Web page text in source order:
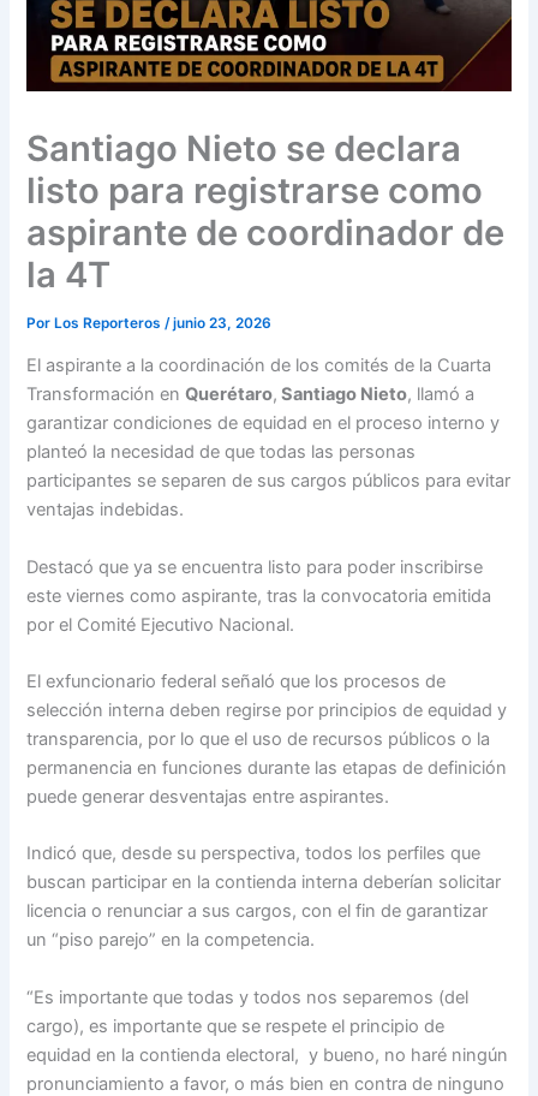
Santiago Nieto se declara
listo para registrarse como
aspirante de coordinador de
la 4T
PorLos Reporteros /junio 23, 2026
El aspirante a la coordinación de los comités de la Cuarta
Transformación enQuerétaro, Santiago Nieto, llamó a
garantizar condiciones de equidad en el proceso interno y
planteó la necesidad de que todas las personas
participantes se separen de sus cargos públicos para evitar
ventajas indebidas.
Destacó que ya se encuentra listo para poder inscribirse
este viernes como aspirante, tras la convocatoria emitida
por el Comité Ejecutivo Nacional.
El exfuncionario federal señaló que los procesos de
selección interna deben regirse por principios de equidad y
transparencia, por lo que el uso de recursos públicos o la
permanencia en funciones durante las etapas de definición
puede generar desventajas entre aspirantes.
Indicó que, desde su perspectiva, todos los perfiles que
buscan participar en la contienda interna deberían solicitar
licencia o renunciar a sus cargos, con el fin de garantizar
un “piso parejo” en la competencia.
“Es importante que todas y todos nos separemos (del
cargo), es importante que se respete el principio de
equidad en la contienda electoral, y bueno, no haré ningún
pronunciamiento a favor, o más bien en contra de ninguno